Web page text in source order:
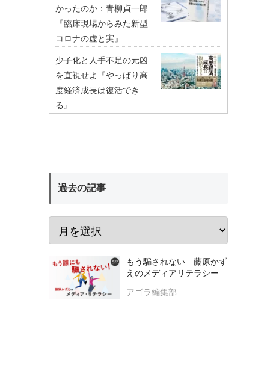
かったのか：青柳貞一郎
『臨床現場からみた新型
コロナの虚と実』
少子化と人手不足の元凶
を直視せよ『やっぱり高
度経済成長は復活でき
る』
過去の記事
もう騙されない 藤原かず
えのメディアリテラシー
アゴラ編集部